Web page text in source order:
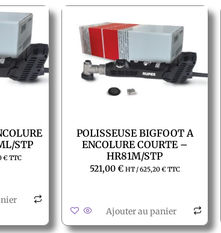
STP
€TTC
POLISSEUSE BIGFOOT A
ENCOLURE COURTE –
HR81M/STP
521,00€ HT /625,20€TTC
Ajouter au panier